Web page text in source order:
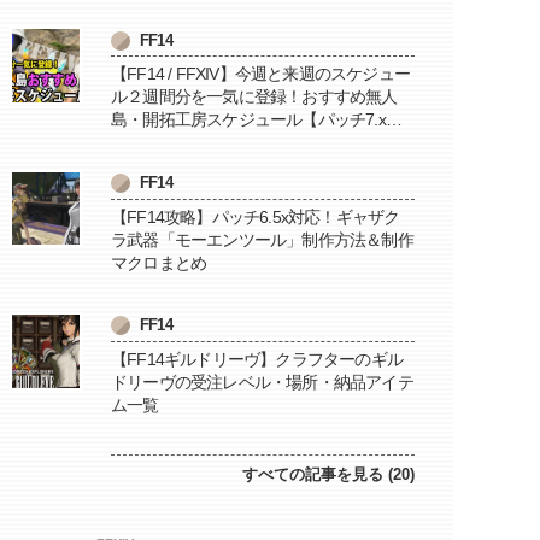
FF14
【FF14 / FFXIV】今週と来週のスケジュー
ル２週間分を一気に登録！おすすめ無人
島・開拓工房スケジュール【パッチ7.x対
FF14
【FF14攻略】パッチ6.5x対応！ギャザク
ラ武器「モーエンツール」制作方法＆制作
マクロまとめ
FF14
【FF14ギルドリーヴ】クラフターのギル
ドリーヴの受注レベル・場所・納品アイテ
ム一覧
すべての記事を見る (20)